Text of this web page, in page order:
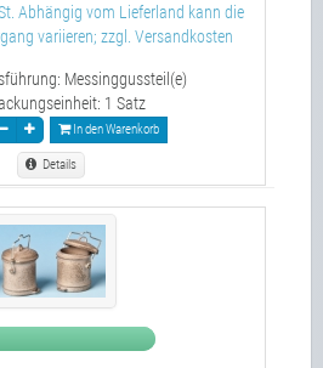
Abhängig vom Lieferland kann die
variieren; zzgl. Versandkosten
Messinggussteil(e)
1 Satz
In den Warenkorb
Details